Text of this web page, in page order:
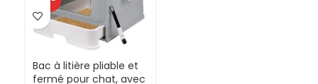
Bac à litière pliable et
fermé pour chat, avec